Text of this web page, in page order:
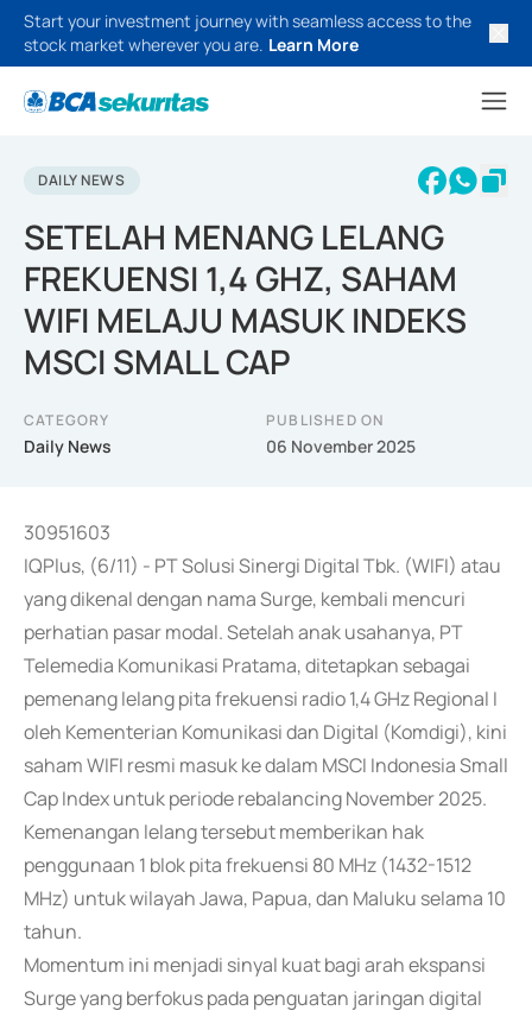
Start your investment journey with seamless access to the
stock market wherever you are. Learn More
DAILY NEWS
SETELAH MENANG LELANG
FREKUENSI 1,4 GHZ, SAHAM
WIFI MELAJU MASUK INDEKS
MSCI SMALL CAP
CATEGORY
Daily News
PUBLISHED ON
06 November 2025
30951603
IQPlus, (6/11) - PT Solusi Sinergi Digital Tbk. (WIFI) atau
yang dikenal dengan nama Surge, kembali mencuri
perhatian pasar modal. Setelah anak usahanya, PT
Telemedia Komunikasi Pratama, ditetapkan sebagai
pemenang lelang pita frekuensi radio 1,4 GHz Regional I
oleh Kementerian Komunikasi dan Digital (Komdigi), kini
saham WIFI resmi masuk ke dalam MSCI Indonesia Small
Cap Index untuk periode rebalancing November 2025.
Kemenangan lelang tersebut memberikan hak
penggunaan 1 blok pita frekuensi 80 MHz (1432-1512
MHz) untuk wilayah Jawa, Papua, dan Maluku selama 10
tahun.
Momentum ini menjadi sinyal kuat bagi arah ekspansi
Surge yang berfokus pada penguatan jaringan digital